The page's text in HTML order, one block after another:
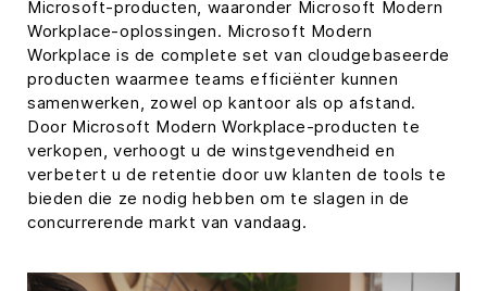
Microsoft-producten, waaronder Microsoft Modern
Workplace-oplossingen. Microsoft Modern
Workplace is de complete set van cloudgebaseerde
producten waarmee teams efficiënter kunnen
samenwerken, zowel op kantoor als op afstand.
Door Microsoft Modern Workplace-producten te
verkopen, verhoogt u de winstgevendheid en
verbetert u de retentie door uw klanten de tools te
bieden die ze nodig hebben om te slagen in de
concurrerende markt van vandaag.